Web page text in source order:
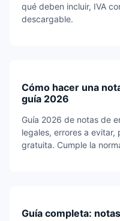
qué deben incluir, IVA
descargable.
Cómo hacer una
guía 2026
Guía 2026 de notas de
legales, errores a
gratuita. Cumple la
Guía completa: